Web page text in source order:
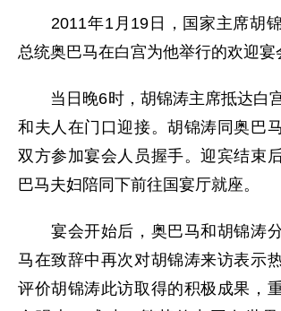
2011年1月19日，国家主席胡锦
总统奥巴马在白宫为他举行的欢迎宴
当日晚6时，胡锦涛主席抵达白
和夫人在门口迎接。胡锦涛同奥巴
双方参加宴会人员握手。迎宾结束
巴马夫妇陪同下前往国宴厅就座。
宴会开始后，奥巴马和胡锦涛分
马在致辞中再次对胡锦涛来访表示
评价胡锦涛此访取得的积极成果，